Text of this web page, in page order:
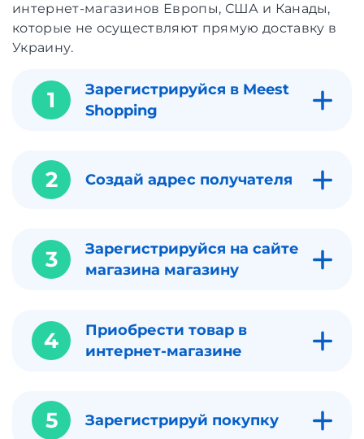
интернет-магазинов Европы, США и Канады,
которые не осуществляют прямую доставку в
Украину.
1
Зарегистрируйся в Meest
Shopping
2 Создай адрес получателя
3
Зарегистрируйся на сайте
магазина магазину
4
Приобрести товар в
интернет-магазине
5 Зарегистрируй покупку